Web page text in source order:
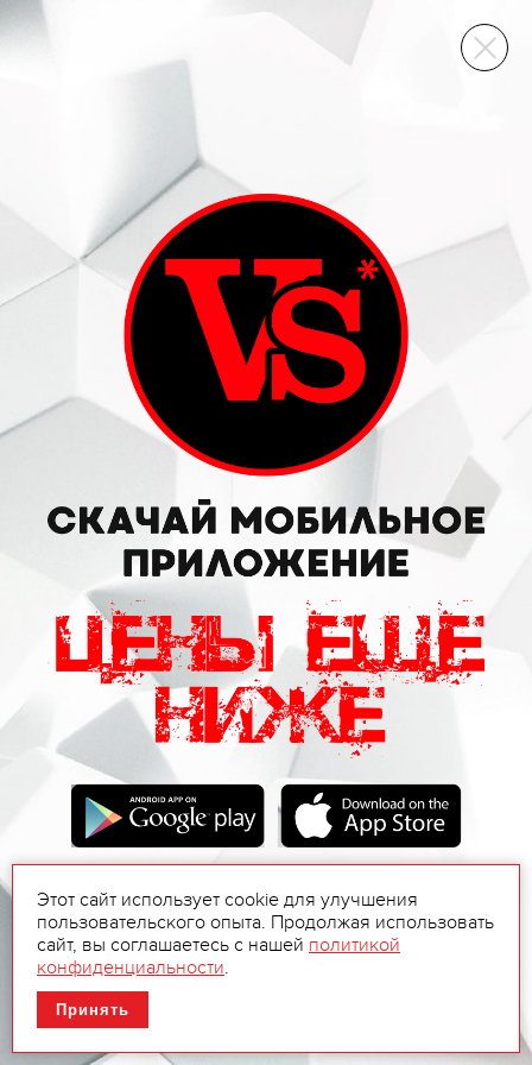
ВИННЫЙ СКЛАД
Этот сайт использует cookie для улучшения
пользовательского опыта. Продолжая использовать
сайт, вы соглашаетесь с нашей политикой
конфиденциальности.
Принять